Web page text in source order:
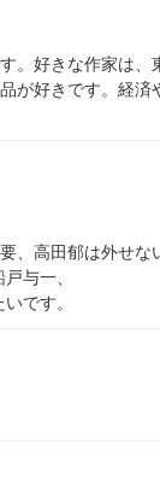
。好きな作家は、
が好きです。経済
、高田郁は外せな
与一、
です。